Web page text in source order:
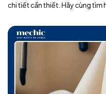
chi tiết cần thiết. Hãy cùng tìm